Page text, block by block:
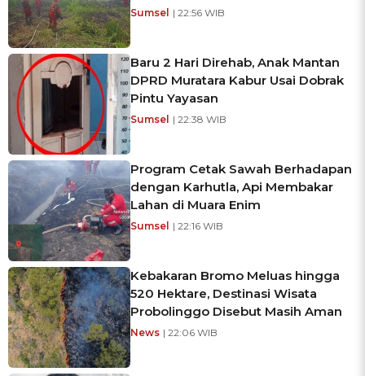
Sumsel | 22:56 WIB
Baru 2 Hari Direhab, Anak Mantan
DPRD Muratara Kabur Usai Dobrak
Pintu Yayasan
Sumsel | 22:38 WIB
Program Cetak Sawah Berhadapan
dengan Karhutla, Api Membakar
Lahan di Muara Enim
Sumsel | 22:16 WIB
Kebakaran Bromo Meluas hingga
520 Hektare, Destinasi Wisata
Probolinggo Disebut Masih Aman
News | 22:06 WIB